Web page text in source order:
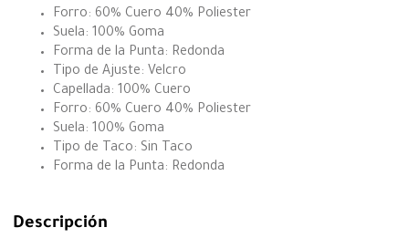
Forro: 60% Cuero 40% Poliester
Suela: 100% Goma
Forma de la Punta: Redonda
Tipo de Ajuste: Velcro
Capellada: 100% Cuero
Forro: 60% Cuero 40% Poliester
Suela: 100% Goma
Tipo de Taco: Sin Taco
Forma de la Punta: Redonda
Descripción